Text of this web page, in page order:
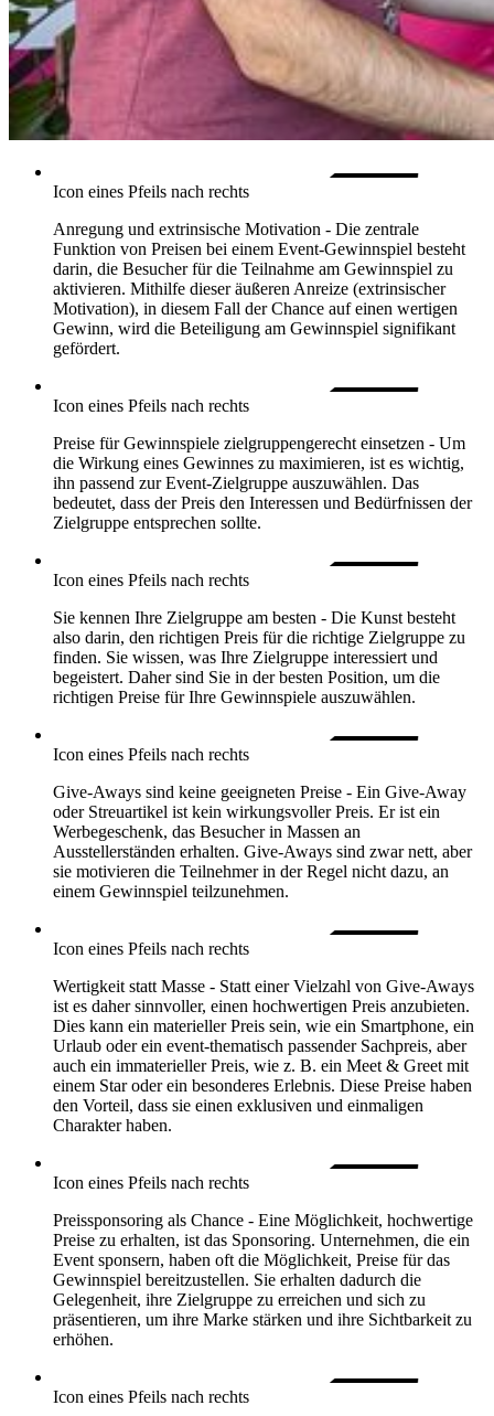
Icon eines Pfeils nach rechts
Anregung und extrinsische Motivation - Die zentrale
Funktion von Preisen bei einem Event-Gewinnspiel besteht
darin, die Besucher für die Teilnahme am Gewinnspiel zu
aktivieren. Mithilfe dieser äußeren Anreize (extrinsischer
Motivation), in diesem Fall der Chance auf einen wertigen
Gewinn, wird die Beteiligung am Gewinnspiel signifikant
gefördert.
Icon eines Pfeils nach rechts
Preise für Gewinnspiele zielgruppengerecht einsetzen - Um
die Wirkung eines Gewinnes zu maximieren, ist es wichtig,
ihn passend zur Event-Zielgruppe auszuwählen. Das
bedeutet, dass der Preis den Interessen und Bedürfnissen der
Zielgruppe entsprechen sollte.
Icon eines Pfeils nach rechts
Sie kennen Ihre Zielgruppe am besten - Die Kunst besteht
also darin, den richtigen Preis für die richtige Zielgruppe zu
finden. Sie wissen, was Ihre Zielgruppe interessiert und
begeistert. Daher sind Sie in der besten Position, um die
richtigen Preise für Ihre Gewinnspiele auszuwählen.
Icon eines Pfeils nach rechts
Give-Aways sind keine geeigneten Preise - Ein Give-Away
oder Streuartikel ist kein wirkungsvoller Preis. Er ist ein
Werbegeschenk, das Besucher in Massen an
Ausstellerständen erhalten. Give-Aways sind zwar nett, aber
sie motivieren die Teilnehmer in der Regel nicht dazu, an
einem Gewinnspiel teilzunehmen.
Icon eines Pfeils nach rechts
Wertigkeit statt Masse - Statt einer Vielzahl von Give-Aways
ist es daher sinnvoller, einen hochwertigen Preis anzubieten.
Dies kann ein materieller Preis sein, wie ein Smartphone, ein
Urlaub oder ein event-thematisch passender Sachpreis, aber
auch ein immaterieller Preis, wie z. B. ein Meet & Greet mit
einem Star oder ein besonderes Erlebnis. Diese Preise haben
den Vorteil, dass sie einen exklusiven und einmaligen
Charakter haben.
Icon eines Pfeils nach rechts
Preissponsoring als Chance - Eine Möglichkeit, hochwertige
Preise zu erhalten, ist das Sponsoring. Unternehmen, die ein
Event sponsern, haben oft die Möglichkeit, Preise für das
Gewinnspiel bereitzustellen. Sie erhalten dadurch die
Gelegenheit, ihre Zielgruppe zu erreichen und sich zu
präsentieren, um ihre Marke stärken und ihre Sichtbarkeit zu
erhöhen.
Icon eines Pfeils nach rechts